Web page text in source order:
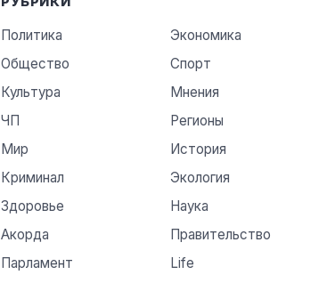
Политика
Экономика
Общество
Спорт
Культура
Мнения
ЧП
Регионы
Мир
История
Криминал
Экология
Здоровье
Наука
Акорда
Правительство
Парламент
Life